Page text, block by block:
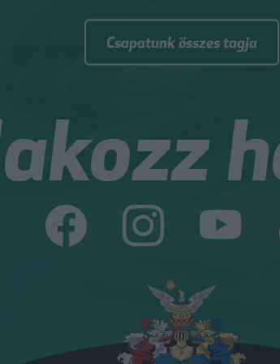
Csapatunk összes tagja